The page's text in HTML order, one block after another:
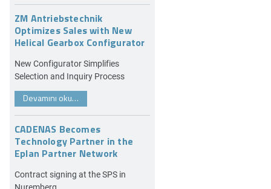
ZM Antriebstechnik
Optimizes Sales with New
Helical Gearbox Configurator
New Configurator Simplifies
Selection and Inquiry Process
Devamını oku…
CADENAS Becomes
Technology Partner in the
Eplan Partner Network
Contract signing at the SPS in